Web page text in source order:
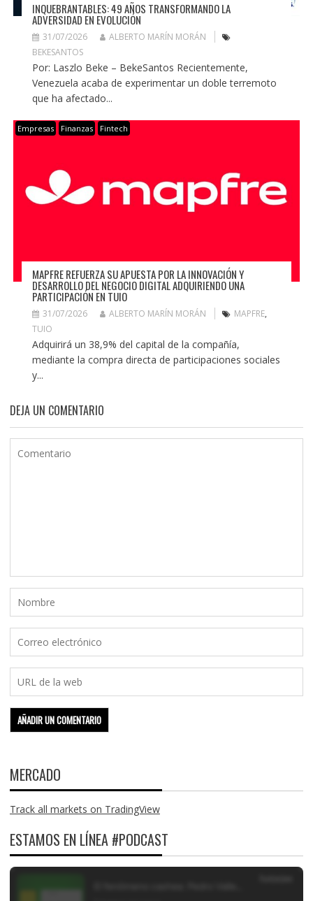
INQUEBRANTABLES: 49 AÑOS TRANSFORMANDO LA
ADVERSIDAD EN EVOLUCIÓN
31/07/2026
ALBERTO MARÍN MORÁN
BEKESANTOS
Por: Laszlo Beke – BekeSantos Recientemente,
Venezuela acaba de experimentar un doble terremoto
que ha afectado...
Empresas Finanzas Fintech
MAPFRE REFUERZA SU APUESTA POR LA INNOVACIÓN Y
DESARROLLO DEL NEGOCIO DIGITAL ADQUIRIENDO UNA
PARTICIPACIÓN EN TUIO
31/07/2026 ALBERTO MARÍN MORÁN MAPFRE,
TUIO
Adquirirá un 38,9% del capital de la compañía,
mediante la compra directa de participaciones sociales
y...
DEJA UN COMENTARIO
MERCADO
Track all markets on TradingView
ESTAMOS EN LÍNEA #PODCAST